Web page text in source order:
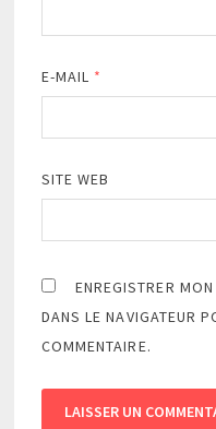
E-MAIL *
SITE WEB
ENREGISTRER
DANS LE NAVIGATEUR
COMMENTAIRE.